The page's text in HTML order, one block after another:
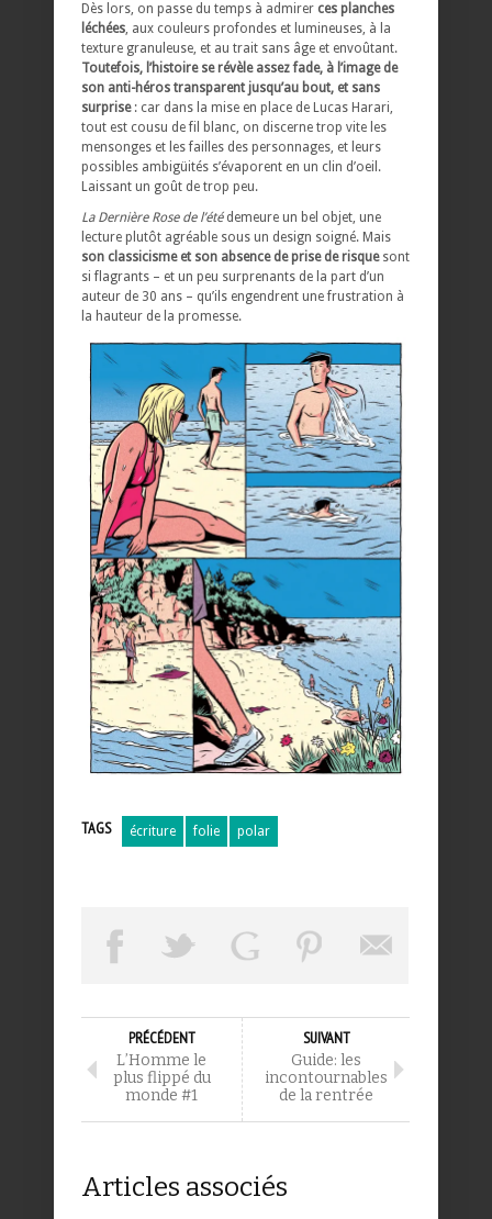
Dès lors, on passe du temps à admirer ces planches
léchées, aux couleurs profondes et lumineuses, à la
texture granuleuse, et au trait sans âge et envoûtant.
Toutefois, l’histoire se révèle assez fade, à l’image de
son anti-héros transparent jusqu’au bout, et sans
surprise: car dans la mise en place de Lucas Harari,
tout est cousu de fil blanc, on discerne trop vite les
mensonges et les failles des personnages, et leurs
possibles ambigüités s’évaporent en un clin d’oeil.
Laissant un goût de trop peu.
La Dernière Rose de l’étédemeure un bel objet, une
lecture plutôt agréable sous un design soigné. Mais
son classicisme et son absence de prise de risquesont
si flagrants – et un peu surprenants de la part d’un
auteur de 30 ans – qu’ils engendrent une frustration à
la hauteur de la promesse.
TAGS écriture folie polar
PRÉCÉDENT
L’Homme le
plus flippé du
monde #1
SUIVANT
Guide: les
incontournables
de la rentrée
Articles associés